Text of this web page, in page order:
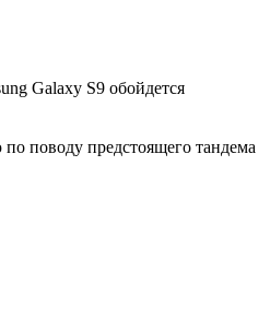
Galaxy S9 обойдется
поводу предстоящего тандема